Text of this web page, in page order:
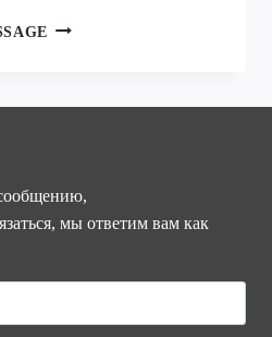
ZGSM
ТЕХНИЧЕСКОГО
ОСВЕЩЕНИЯ
ИННОВАЦИОННЫЕ
мы ответим вам как